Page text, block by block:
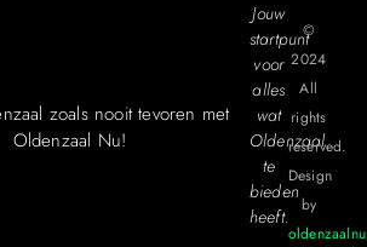
zoals nooit tevoren met
Oldenzaal Nu!
Jouw
startpunt
voor
alles
wat
Oldenzaal
te
bieden
heeft.
©
2024
All
rights
reserved.
Design
by